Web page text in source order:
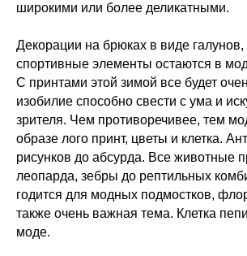
широкими или более деликатными.
Декорации на брюках в виде
спортивные элементы остаются в
С принтами этой зимой все будет
изобилие способно свести с ума и
зрителя. Чем противоречивее, тем
образе лого принт, цветы и клетка.
рисунков до абсурда. Все животные
леопарда, зебры до рептильных
годится для модных подмостков,
также очень важная тема. Клетка
моде.